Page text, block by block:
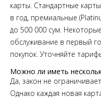
карты. Стандартные
в год, премиальные
до 500 000 сум.
обслуживание в первый
покупок. Уточняйте
Можно ли иметь
Да, закон не
Однако каждая новая